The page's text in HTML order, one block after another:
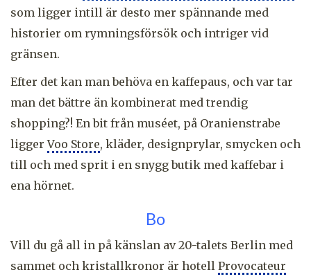
som ligger intill är desto mer spännande med
historier om rymningsförsök och intriger vid
gränsen.
Efter det kan man behöva en kaffepaus, och var tar
man det bättre än kombinerat med trendig
shopping?! En bit från muséet, på Oranienstrabe
liggerVoo Store, kläder, designprylar, smycken och
till och med sprit i en snygg butik med kaffebar i
ena hörnet.
Bo
Vill du gå all in på känslan av 20-talets Berlin med
sammet och kristallkronor är hotell Provocateur